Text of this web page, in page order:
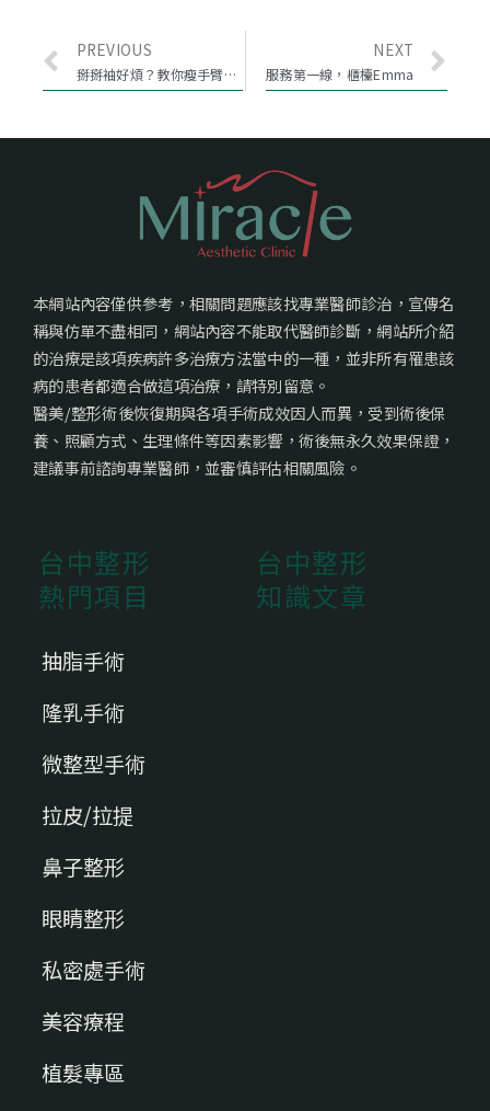
PREVIOUS
掰掰袖好煩？教你瘦手臂速成法，準備向它說ByeBye！
NEXT
服務第一線，櫃檯Emma
本網站內容僅供參考，相關問題應該找專業醫師診治，宣傳名
稱與仿單不盡相同，網站內容不能取代醫師診斷，網站所介紹
的治療是該項疾病許多治療方法當中的一種，並非所有罹患該
病的患者都適合做這項治療，請特別留意。
醫美/整形術後恢復期與各項手術成效因人而異，受到術後保
養、照顧方式、生理條件等因素影響，術後無永久效果保證，
建議事前諮詢專業醫師，並審慎評估相關風險。
台中整形
熱門項目
抽脂手術
隆乳手術
微整型手術
拉皮/拉提
鼻子整形
眼睛整形
私密處手術
美容療程
植髮專區
台中整形
知識文章